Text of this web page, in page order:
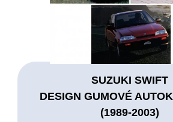
SUZUKI SWIFT
DESIGN GUMOVÉ
(1989-2003)